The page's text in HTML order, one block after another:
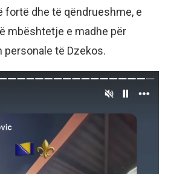
fortë dhe të qëndrueshme, e
mbështetje e madhe për
personale të Dzekos.